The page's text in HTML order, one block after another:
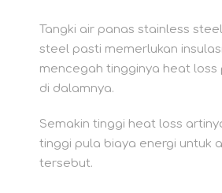
Tangki air panas stainless
steel pasti memerlukan
mencegah tingginya heat loss
di dalamnya.
Semakin tinggi heat loss
tinggi pula biaya energi untuk
tersebut.